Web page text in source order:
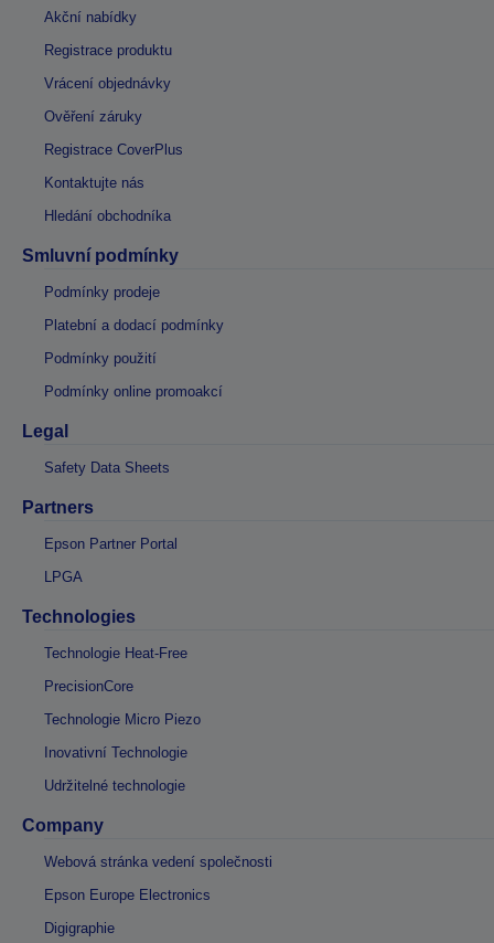
Akční nabídky
Registrace produktu
Vrácení objednávky
Ověření záruky
Registrace CoverPlus
Kontaktujte nás
Hledání obchodníka
Smluvní podmínky
Podmínky prodeje
Platební a dodací podmínky
Podmínky použití
Podmínky online promoakcí
Legal
Safety Data Sheets
Partners
Epson Partner Portal
LPGA
Technologies
Technologie Heat-Free
PrecisionCore
Technologie Micro Piezo
Inovativní Technologie
Udržitelné technologie
Company
Webová stránka vedení společnosti
Epson Europe Electronics
Digigraphie